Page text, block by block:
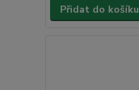
Přidat do košíku